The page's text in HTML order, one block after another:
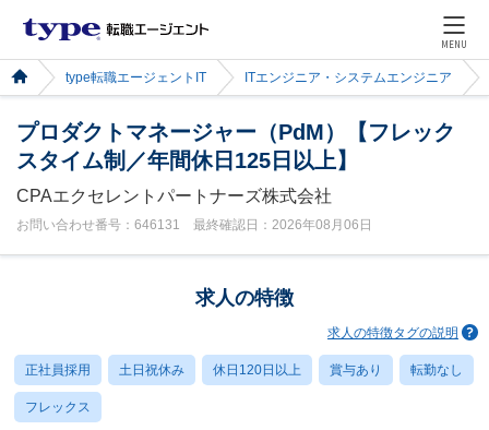
MENU
type転職エージェントIT ITエンジニア・システムエンジニア
プロダクトマネージャー（PdM）【フレック
スタイム制／年間休日125日以上】
CPAエクセレントパートナーズ株式会社
お問い合わせ番号：646131 最終確認日：2026年08月06日
求人の特徴
求人の特徴タグの説明
正社員採用 土日祝休み 休日120日以上 賞与あり 転勤なし
フレックス